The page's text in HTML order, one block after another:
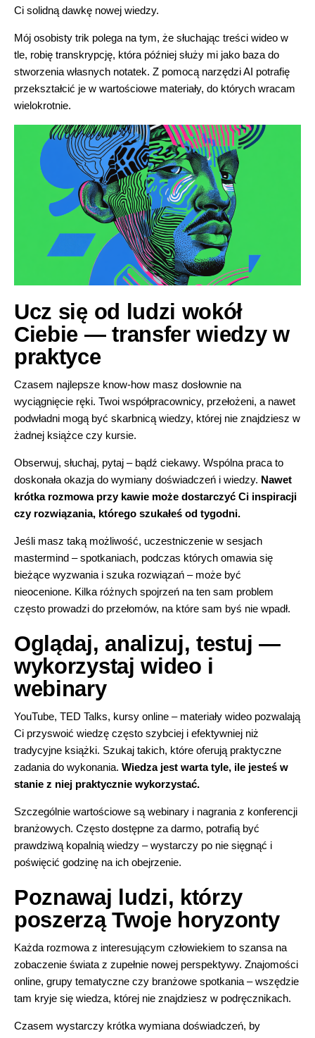
Ci solidną dawkę nowej wiedzy.
Mój osobisty trik polega na tym, że słuchając treści wideo w
tle, robię transkrypcję, która później służy mi jako baza do
stworzenia własnych notatek. Z pomocą narzędzi AI potrafię
przekształcić je w wartościowe materiały, do których wracam
wielokrotnie.
Ucz się od ludzi wokół
Ciebie — transfer wiedzy w
praktyce
Czasem najlepsze know-how masz dosłownie na
wyciągnięcie ręki. Twoi współpracownicy, przełożeni, a nawet
podwładni mogą być skarbnicą wiedzy, której nie znajdziesz w
żadnej książce czy kursie.
Obserwuj, słuchaj, pytaj – bądź ciekawy. Wspólna praca to
doskonała okazja do wymiany doświadczeń i wiedzy. Nawet
krótka rozmowa przy kawie może dostarczyć Ci inspiracji
czy rozwiązania, którego szukałeś od tygodni.
Jeśli masz taką możliwość, uczestniczenie w sesjach
mastermind – spotkaniach, podczas których omawia się
bieżące wyzwania i szuka rozwiązań – może być
nieocenione. Kilka różnych spojrzeń na ten sam problem
często prowadzi do przełomów, na które sam byś nie wpadł.
Oglądaj, analizuj, testuj —
wykorzystaj wideo i
webinary
YouTube, TED Talks, kursy online – materiały wideo pozwalają
Ci przyswoić wiedzę często szybciej i efektywniej niż
tradycyjne książki. Szukaj takich, które oferują praktyczne
zadania do wykonania. Wiedza jest warta tyle, ile jesteś w
stanie z niej praktycznie wykorzystać.
Szczególnie wartościowe są webinary i nagrania z konferencji
branżowych. Często dostępne za darmo, potrafią być
prawdziwą kopalnią wiedzy – wystarczy po nie sięgnąć i
poświęcić godzinę na ich obejrzenie.
Poznawaj ludzi, którzy
poszerzą Twoje horyzonty
Każda rozmowa z interesującym człowiekiem to szansa na
zobaczenie świata z zupełnie nowej perspektywy. Znajomości
online, grupy tematyczne czy branżowe spotkania – wszędzie
tam kryje się wiedza, której nie znajdziesz w podręcznikach.
Czasem wystarczy krótka wymiana doświadczeń, by